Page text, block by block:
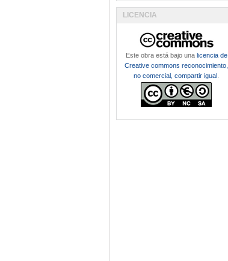
LICENCIA
Este obra está bajo una licencia de
Creative commons reconocimiento,
no comercial, compartir igual